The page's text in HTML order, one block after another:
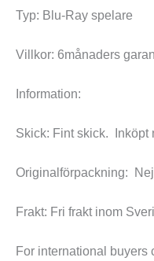
Typ: Blu-Ray spelare
Villkor: 6månaders
Information:
Skick: Fint skick. Inköpt
Originalförpackning:
Frakt: Fri frakt inom
For international buyers